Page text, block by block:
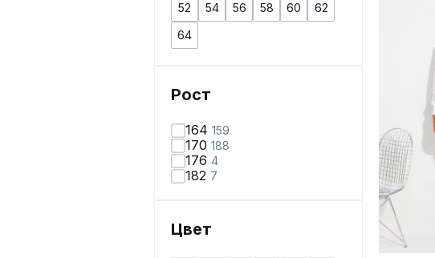
52
54 56 58 60
62
64
Рост
164 159
170 188
176 4
182 7
Цвет